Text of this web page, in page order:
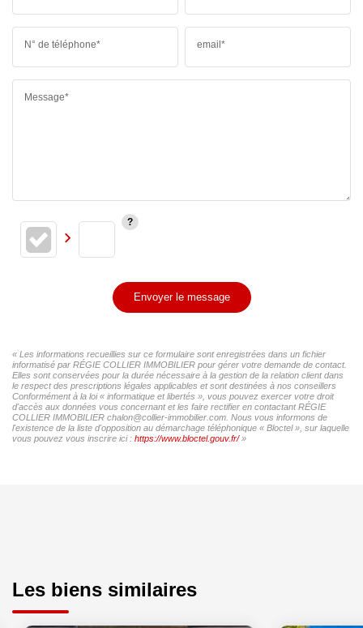
N° de téléphone* email*
Message*
Envoyer le message
« Les informations recueillies sur ce formulaire sont enregistrées dans un fichier
informatisé par RÉGIE COLLIER IMMOBILIER pour gérer votre demande de contact.
Elles sont conservées pour la durée nécessaire à la gestion de la relation client dans
le respect des prescriptions légales applicables et sont destinées à nos conseillers
Conformément à la loi « informatique et libertés », vous pouvez exercer votre droit
d'accès aux données vous concernant et les faire rectifier en contactant RÉGIE
COLLIER IMMOBILIER chalon@collier-immobilier.com. Nous vous informons de
l'existence de la liste d'opposition au démarchage téléphonique « Bloctel », sur laquelle
vous pouvez vous inscrire ici : https://www.bloctel.gouv.fr/»
Les biens similaires